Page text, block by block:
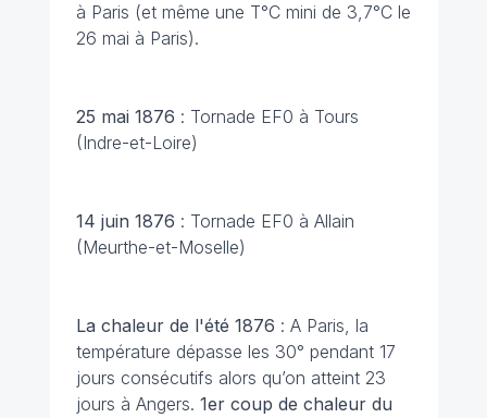
à Paris (et même une T°C mini de 3,7°C le
26 mai à Paris).
25 mai 1876 : Tornade EF0 à Tours
(Indre-et-Loire)
14 juin 1876 : Tornade EF0 à Allain
(Meurthe-et-Moselle)
La chaleur de l'été 1876 : A Paris, la
température dépasse les 30° pendant 17
jours consécutifs alors qu’on atteint 23
jours à Angers. 1er coup de chaleur du